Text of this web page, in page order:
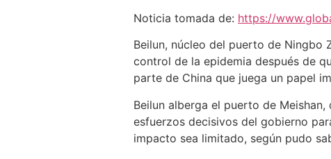
Noticia tomada de: https://
Beilun, núcleo del puerto de Ningbo
control de la epidemia después de
parte de China que juega un papel
Beilun alberga el puerto de
esfuerzos decisivos del gobierno
impacto sea limitado, según pudo